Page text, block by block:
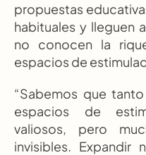
propuestas
habituales y lleguen
no conocen la
espacios de
“Sabemos que
espacios de
valiosos, pero
invisibles. Expandir